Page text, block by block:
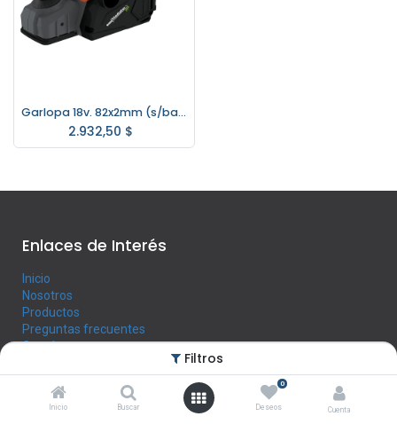
Filtros
Inicio Buscar
0
Deseos Cuenta
Garlopa 18v. 82x2mm (s/bat ni cargador) Gladiator Pro GR822/18
2.932,50 $
Enlaces de Interés
Inicio
Nosotros
Productos
Preguntas frecuentes
Contáctenos
Horario